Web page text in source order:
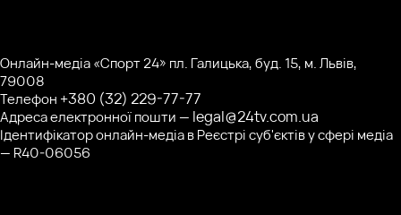
Онлайн-медіа «Спорт 24» пл. Галицька, буд. 15, м. Львів,
79008
Телефон +380 (32) 229-77-77
Адреса електронної пошти — legal@24tv.com.ua
Ідентифікатор онлайн-медіа в Реєстрі суб'єктів у сфері медіа
— R40-06056